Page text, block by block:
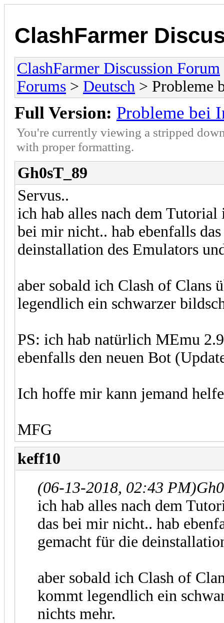
ClashFarmer
ClashFarmer Discussion Forum
Forums > Deutsch > Probleme
Full Version: Probleme bei
You're currently viewing a stripped
with proper formatting.
Gh0sT_89
Servus..
ich hab alles nach dem
bei mir nicht.. hab ebenfalls
deinstallation des Emulators
aber sobald ich Clash of Clans
legendlich ein schwarzer
PS: ich hab natürlich MEmu
ebenfalls den neuen Bot
Ich hoffe mir kann jemand
MFG
keff10
(06-13-2018, 02:43 PM)
ich hab alles nach dem
das bei mir nicht.. hab
gemacht für die
aber sobald ich Clash of
kommt legendlich ein
nichts mehr.